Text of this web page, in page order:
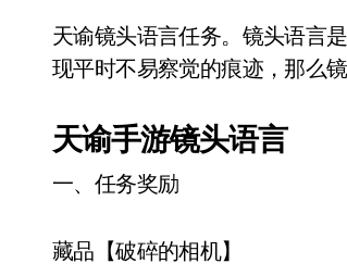
天谕镜头语言任务。镜头语言是天谕手游中需要玩家使用探查功能的任务，使用探查我们可以发
现平时不易察觉的痕迹，那么
天谕手游镜头语言
一、任务奖励
藏品【破碎的相机】